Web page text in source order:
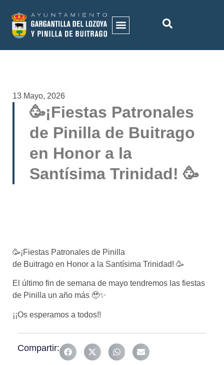
13 Mayo, 2026
🥳¡Fiestas Patronales
de Pinilla de Buitrago
en Honor a la
Santísima Trinidad! 🥳
🥳¡Fiestas Patronales de Pinilla
de Buitrago en Honor a la Santísima Trinidad! 🥳
El último fin de semana de mayo tendremos las fiestas
de Pinilla un año más 🥹✨
¡¡Os esperamos a todos!!
Compartir: